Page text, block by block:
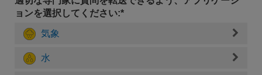
ョンを選択してください:*
気象
水